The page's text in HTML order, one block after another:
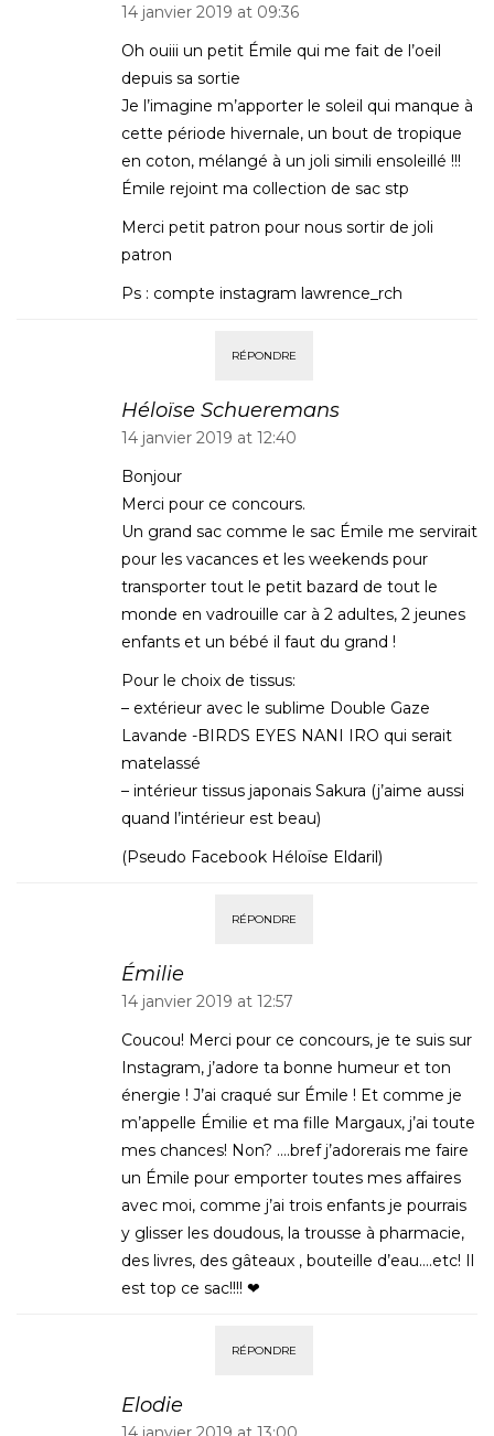
14 janvier 2019 at 09:36
Oh ouiii un petit Émile qui me fait de l’oeil
depuis sa sortie
Je l’imagine m’apporter le soleil qui manque à
cette période hivernale, un bout de tropique
en coton, mélangé à un joli simili ensoleillé !!!
Émile rejoint ma collection de sac stp
Merci petit patron pour nous sortir de joli
patron
Ps : compte instagram lawrence_rch
RÉPONDRE
Héloïse Schueremans
14 janvier 2019 at 12:40
Bonjour
Merci pour ce concours.
Un grand sac comme le sac Émile me servirait
pour les vacances et les weekends pour
transporter tout le petit bazard de tout le
monde en vadrouille car à 2 adultes, 2 jeunes
enfants et un bébé il faut du grand !
Pour le choix de tissus:
– extérieur avec le sublime Double Gaze
Lavande -BIRDS EYES NANI IRO qui serait
matelassé
– intérieur tissus japonais Sakura (j’aime aussi
quand l’intérieur est beau)
(Pseudo Facebook Héloïse Eldaril)
RÉPONDRE
Émilie
14 janvier 2019 at 12:57
Coucou! Merci pour ce concours, je te suis sur
Instagram, j’adore ta bonne humeur et ton
énergie ! J’ai craqué sur Émile ! Et comme je
m’appelle Émilie et ma fille Margaux, j’ai toute
mes chances! Non? ….bref j’adorerais me faire
un Émile pour emporter toutes mes affaires
avec moi, comme j’ai trois enfants je pourrais
y glisser les doudous, la trousse à pharmacie,
des livres, des gâteaux , bouteille d’eau….etc! Il
est top ce sac!!!! ❤
RÉPONDRE
Elodie